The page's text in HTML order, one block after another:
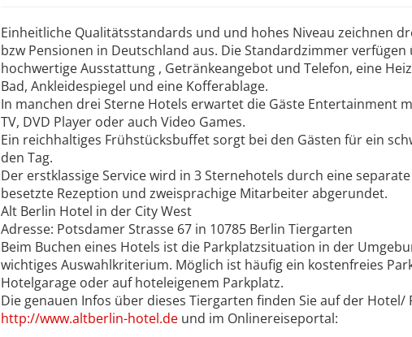
Einheitliche Qualitätsstandards und und hohes Niveau zeichnen
bzw Pensionen in Deutschland aus. Die Standardzimmer verfügen
hochwertige Ausstattung , Getränkeangebot und Telefon, eine
Bad, Ankleidespiegel und eine Kofferablage.
In manchen drei Sterne Hotels erwartet die Gäste Entertainment
TV, DVD Player oder auch Video Games.
Ein reichhaltiges Frühstücksbuffet sorgt bei den Gästen für ein
den Tag.
Der erstklassige Service wird in 3 Sternehotels durch eine
besetzte Rezeption und zweisprachige Mitarbeiter abgerundet.
Alt Berlin Hotel in der City West
Adresse: Potsdamer Strasse 67 in 10785 Berlin Tiergarten
Beim Buchen eines Hotels ist die Parkplatzsituation in der
wichtiges Auswahlkriterium. Möglich ist häufig ein kostenfreies
Hotelgarage oder auf hoteleigenem Parkplatz.
Die genauen Infos über dieses Tiergarten finden Sie auf der Hotel/
http://www.altberlin-hotel.de und im Onlinereiseportal: